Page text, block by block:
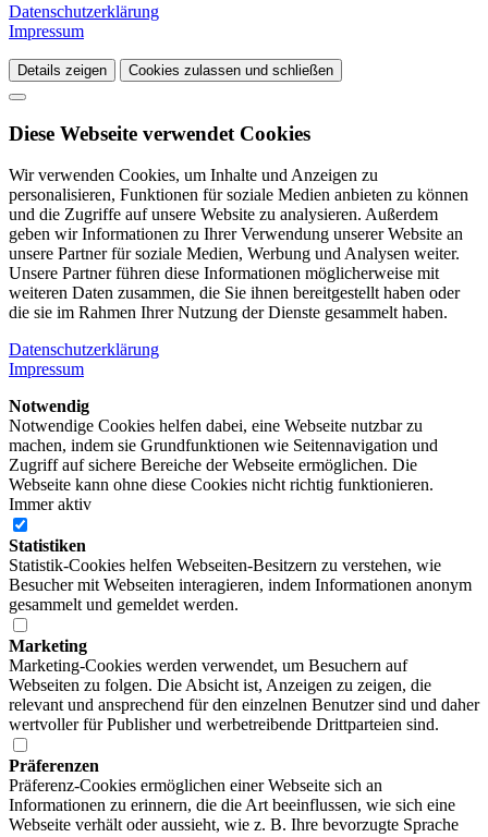
Datenschutzerklärung
Impressum
Details zeigen Cookies zulassen und schließen
Diese Webseite verwendet Cookies
Wir verwenden Cookies, um Inhalte und Anzeigen zu
personalisieren, Funktionen für soziale Medien anbieten zu können
und die Zugriffe auf unsere Website zu analysieren. Außerdem
geben wir Informationen zu Ihrer Verwendung unserer Website an
unsere Partner für soziale Medien, Werbung und Analysen weiter.
Unsere Partner führen diese Informationen möglicherweise mit
weiteren Daten zusammen, die Sie ihnen bereitgestellt haben oder
die sie im Rahmen Ihrer Nutzung der Dienste gesammelt haben.
Datenschutzerklärung
Impressum
Notwendig
Notwendige Cookies helfen dabei, eine Webseite nutzbar zu
machen, indem sie Grundfunktionen wie Seitennavigation und
Zugriff auf sichere Bereiche der Webseite ermöglichen. Die
Webseite kann ohne diese Cookies nicht richtig funktionieren.
Immer aktiv
Statistiken
Statistik-Cookies helfen Webseiten-Besitzern zu verstehen, wie
Besucher mit Webseiten interagieren, indem Informationen anonym
gesammelt und gemeldet werden.
Marketing
Marketing-Cookies werden verwendet, um Besuchern auf
Webseiten zu folgen. Die Absicht ist, Anzeigen zu zeigen, die
relevant und ansprechend für den einzelnen Benutzer sind und daher
wertvoller für Publisher und werbetreibende Drittparteien sind.
Präferenzen
Präferenz-Cookies ermöglichen einer Webseite sich an
Informationen zu erinnern, die die Art beeinflussen, wie sich eine
Webseite verhält oder aussieht, wie z. B. Ihre bevorzugte Sprache